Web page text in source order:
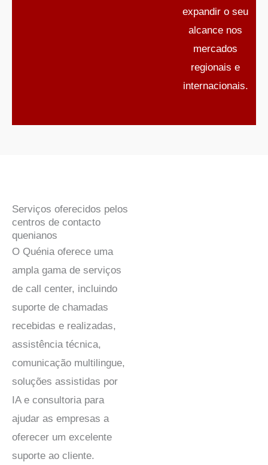
expandir o seu
alcance nos
mercados
regionais e
internacionais.
Serviços oferecidos pelos
centros de contacto
quenianos
O Quénia oferece uma
ampla gama de serviços
de call center, incluindo
suporte de chamadas
recebidas e realizadas,
assistência técnica,
comunicação multilingue,
soluções assistidas por
IA e consultoria para
ajudar as empresas a
oferecer um excelente
suporte ao cliente.